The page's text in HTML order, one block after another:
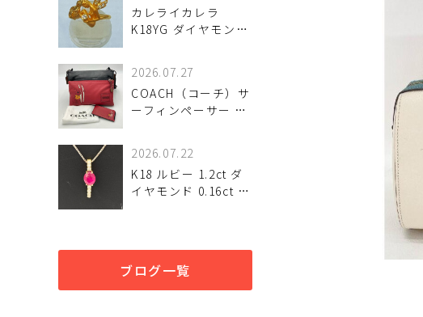
カレライカレラ
K18YG ダイヤモンド
2026.07.27
COACH（コーチ）サ
ーフィンペーサー シ
と注意点 中古で選ぶ
前に確認したいポイ
ント
2026.07.22
K18 ルビー 1.2ct ダ
イヤモンド 0.16ct ネ
ブログ一覧